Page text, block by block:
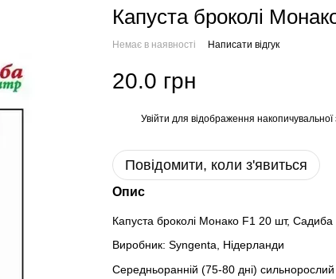
Капуста броколі
Немає в наявності Написати відгук
20.0 грн
Увійти для відображення накопичувальної
Повідомити, коли з'явиться
Опис
Капуста броколі Монако F1 20 шт,
Виробник: Syngenta, Нідерланди
Середньоранній (75-80 дні)